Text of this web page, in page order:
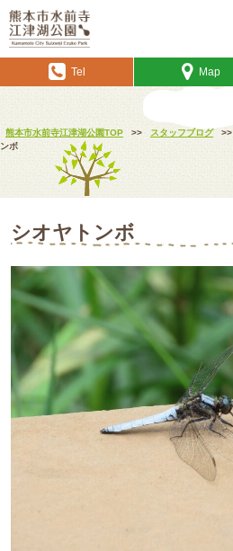
Tel Map
熊本市水前寺江津湖公園TOP >> スタッフブログ >>
ンボ
シオヤトンボ